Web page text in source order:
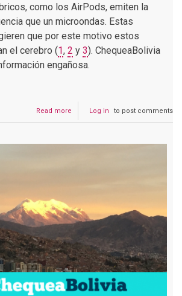
como los AirPods, emiten la
que un microondas. Estas
que por este motivo estos
el cerebro (1, 2 y 3). ChequeaBolivia
engañosa.
Read more
No
el
cerebro
Log in to post comments